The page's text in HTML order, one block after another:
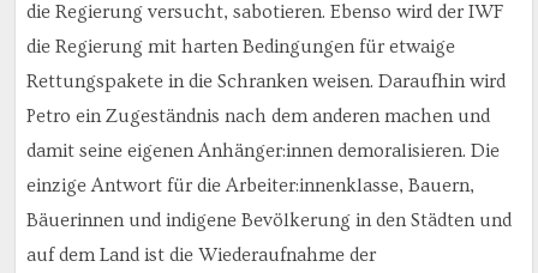
die Regierung versucht, sabotieren. Ebenso wird der IWF
die Regierung mit harten Bedingungen für etwaige
Rettungspakete in die Schranken weisen. Daraufhin wird
Petro ein Zugeständnis nach dem anderen machen und
damit seine eigenen Anhänger:innen demoralisieren. Die
einzige Antwort für die Arbeiter:innenklasse, Bauern,
Bäuerinnen und indigene Bevölkerung in den Städten und
auf dem Land ist die Wiederaufnahme der